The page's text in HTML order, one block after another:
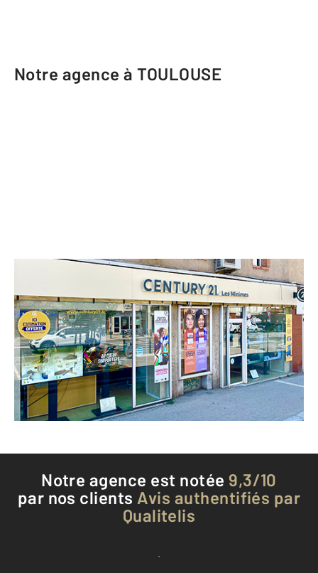
Notre agence à TOULOUSE
CENTURY 21 Les Minimes
15 avenue des Minimes
TOULOUSE - 31200
Envoyer un message
Téléphoner à l'agence
Notre agence est notée 9,3/10
par nos clients Avis authentifiés par
Qualitelis
Voir tous les avis clients